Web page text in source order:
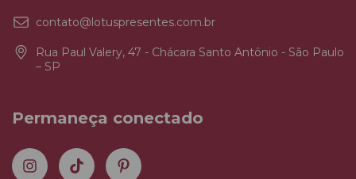
contato@lotuspresentes.com.br
Rua Paul Valery, 47 - Chácara Santo Antônio - São Paulo
– SP
Permaneça conectado